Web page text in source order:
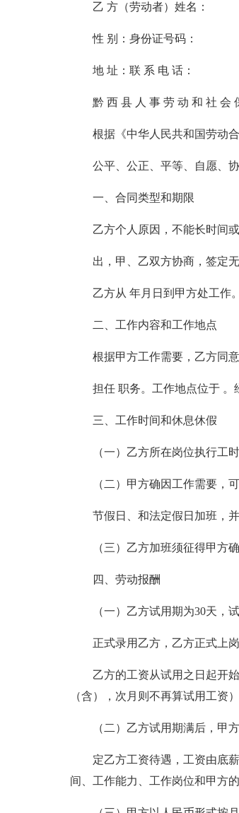
乙 方（劳动者）姓名：
性 别：身份证号码：
地 址：联 系 电 话：
黔 西 县 人 事 劳 动 和 社 会
根据《中华人民共和国劳动
公平、公正、平等、自愿、
一、合同类型和期限
乙方个人原因，不能长时间
出，甲、乙双方协商，签定
乙方从 年月日到甲方处工作。
二、工作内容和工作地点
根据甲方工作需要，乙方同
担任 职务。工作地点位于 。
三、工作时间和休息休假
（一）乙方所在岗位执行工时
（二）甲方确因工作需要，
节假日、和法定假日加班，
（三）乙方加班须征得甲方
四、劳动报酬
（一）乙方试用期为30天，
正式录用乙方，乙方正式上岗
乙方的工资从试用之日起开
（含），次月则不再算试用工资）
（二）乙方试用期满后，甲
定乙方工资待遇，工资由底
间、工作能力、工作岗位和甲方